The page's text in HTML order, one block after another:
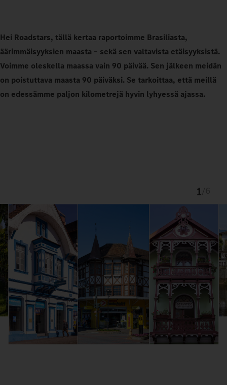
Hei Roadstars, tällä kertaa raportoimme Brasiliasta,
äärimmäisyyksien maasta – sekä sen valtavista etäisyyksistä.
Voimme oleskella maassa vain 90 päivää. Sen jälkeen meidän
on poistuttava maasta 90 päiväksi. Se tarkoittaa, että meillä
on edessämme paljon kilometrejä hyvin lyhyessä ajassa.
1